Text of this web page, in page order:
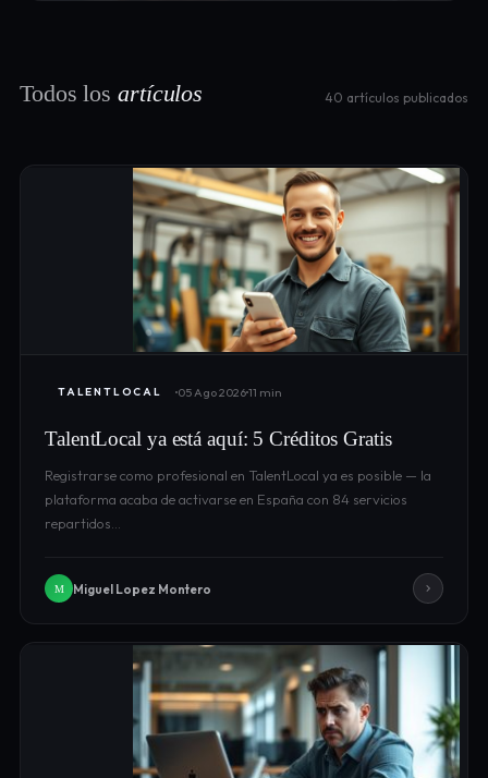
Todos los artículos 40 artículos publicados
TALENTLOCAL 05 Ago 202611 min
TalentLocal ya está aquí: 5 Créditos Gratis
Registrarse como profesional en TalentLocal ya es posible — la
plataforma acaba de activarse en España con 84 servicios
repartidos…
M Miguel Lopez Montero